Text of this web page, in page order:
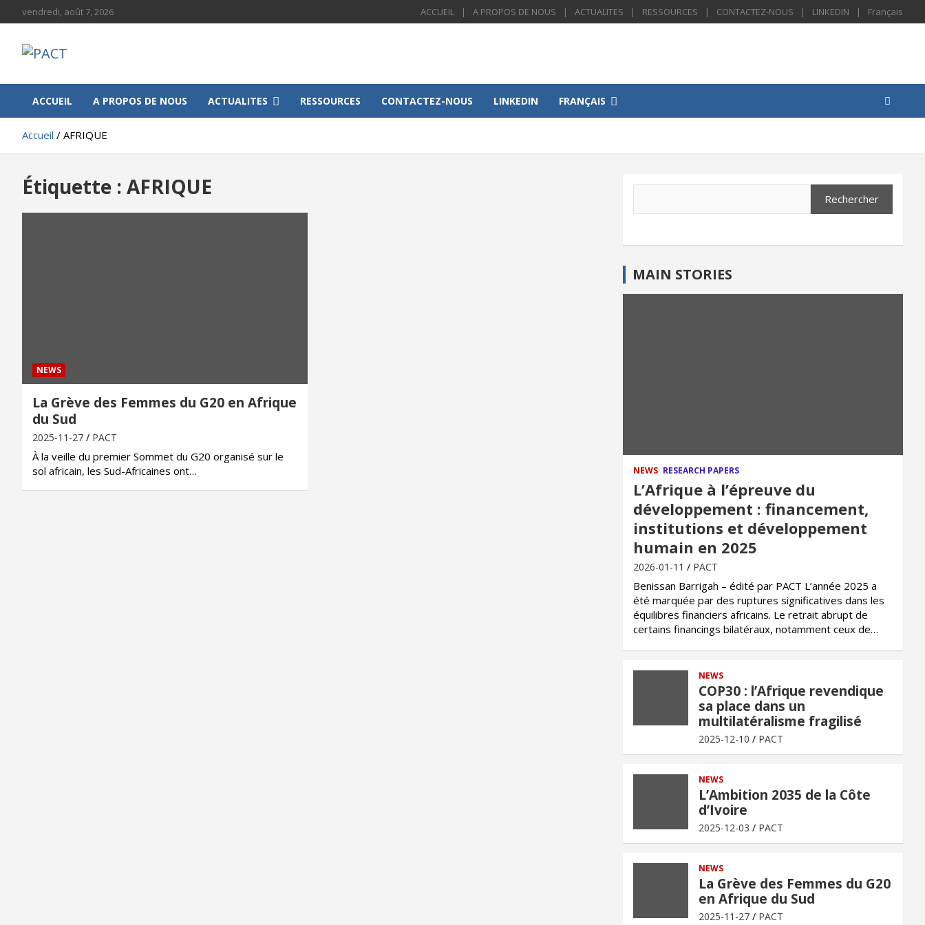
au
vendredi, août 7, 2026 ACCUEIL A PROPOS DE NOUS ACTUALITES RESSOURCES CONTACTEZ-NOUS LINKEDIN Français
PACT
ACCUEIL A PROPOS DE NOUS ACTUALITES RESSOURCES CONTACTEZ-NOUS LINKEDIN FRANÇAIS
Accueil AFRIQUE
Étiquette : AFRIQUE
NEWS
La Grève des Femmes du G20 en Afrique
du Sud
2025-11-27 PACT
À la veille du premier Sommet du G20 organisé sur le
sol africain, les Sud-Africaines ont…
Rechercher
MAIN STORIES
NEWS RESEARCH PAPERS
L’Afrique à l’épreuve du
développement : financement,
institutions et développement
humain en 2025
2026-01-11 PACT
Benissan Barrigah – édité par PACT L’année 2025 a
été marquée par des ruptures significatives dans les
équilibres financiers africains. Le retrait abrupt de
certains financings bilatéraux, notamment ceux de…
NEWS
COP30 : l’Afrique revendique
sa place dans un
multilatéralisme fragilisé
2025-12-10 PACT
NEWS
L’Ambition 2035 de la Côte
d’Ivoire
2025-12-03 PACT
NEWS
La Grève des Femmes du G20
en Afrique du Sud
2025-11-27 PACT